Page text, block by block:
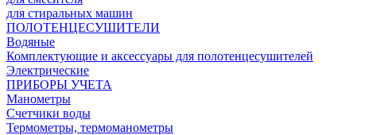
для стиральных машин
ПОЛОТЕНЦЕСУШИТЕЛИ
Водяные
Комплектующие и аксессуары для полотенцесушителей
Электрические
ПРИБОРЫ УЧЕТА
Манометры
Счетчики воды
Термометры, термоманометры